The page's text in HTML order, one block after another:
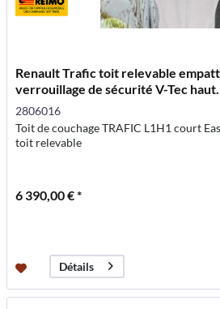
Renault Trafic toit relevable
verrouillage de sécurité V-Tec haut.
2806016
Toit de couchage TRAFIC L1H1 court
toit relevable
6 390,00 € *
Détails